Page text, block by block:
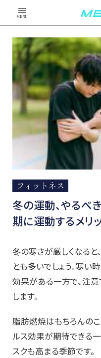
MENU
フィットネス
冬の運動、やるべ
期に運動するメリ
冬の寒さが厳しくなる
とも多いでしょう。寒
効果がある一方で、注
します。
脂肪燃焼はもちろんのこ
ルス効果が期待できる
スクも高まる季節です。